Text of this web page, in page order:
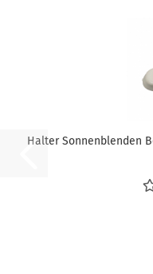
Halter Sonnenblenden